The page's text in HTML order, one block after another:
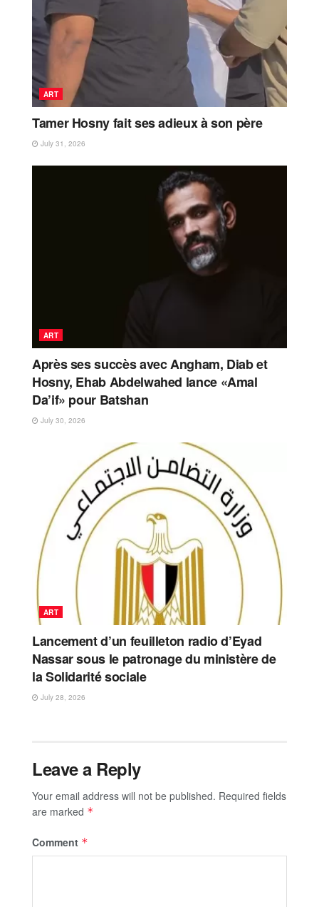
ART
Tamer Hosny fait ses adieux à son père
July 31, 2026
ART
Après ses succès avec Angham, Diab et
Hosny, Ehab Abdelwahed lance «Amal
Da’if» pour Batshan
July 30, 2026
ART
Lancement d’un feuilleton radio d’Eyad
Nassar sous le patronage du ministère de
la Solidarité sociale
July 28, 2026
Leave a Reply
Your email address will not be published. Required fields
are marked *
Comment *